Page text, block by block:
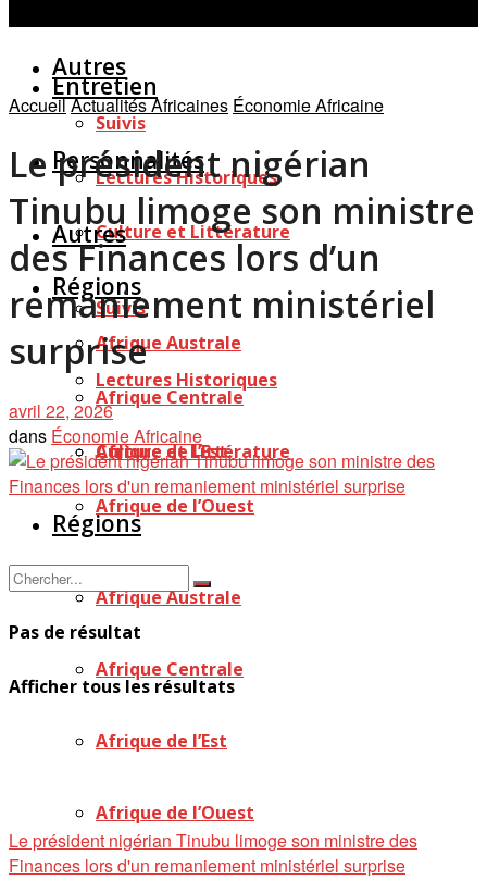
Autres
Suivis
Lectures Historiques
Culture et Littérature
Régions
Afrique Australe
Afrique Centrale
Afrique de l’Est
Afrique de l’Ouest
Pas de résultat
Afficher tous les résultats
Entretien
Personnalités
Autres
Suivis
Lectures Historiques
Culture et Littérature
Régions
Afrique Australe
Afrique Centrale
Afrique de l’Est
Afrique de l’Ouest
AccueilActualités Africaines Économie Africaine
Le président nigérian
Tinubu limoge son ministre
des Finances lors d’un
remaniement ministériel
surprise
avril 22, 2026
dans Économie Africaine
Le président nigérian Tinubu limoge son ministre des
Finances lors d'un remaniement ministériel surprise